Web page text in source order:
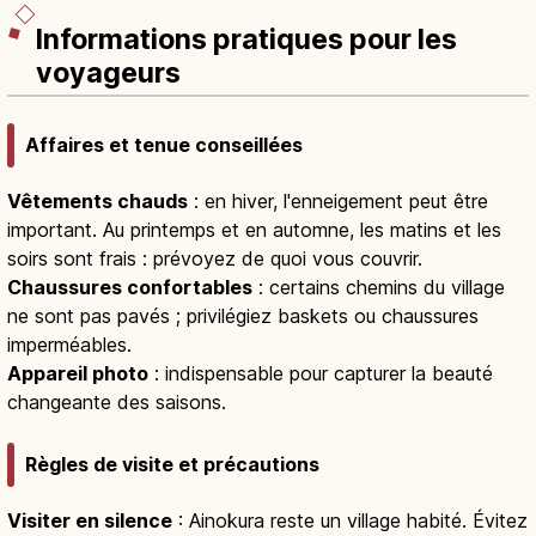
Informations pratiques pour les
voyageurs
Affaires et tenue conseillées
Vêtements chauds : en hiver, l'enneigement peut être
important. Au printemps et en automne, les matins et les
soirs sont frais : prévoyez de quoi vous couvrir.
Chaussures confortables : certains chemins du village
ne sont pas pavés ; privilégiez baskets ou chaussures
imperméables.
Appareil photo : indispensable pour capturer la beauté
changeante des saisons.
Règles de visite et précautions
Visiter en silence : Ainokura reste un village habité. Évitez